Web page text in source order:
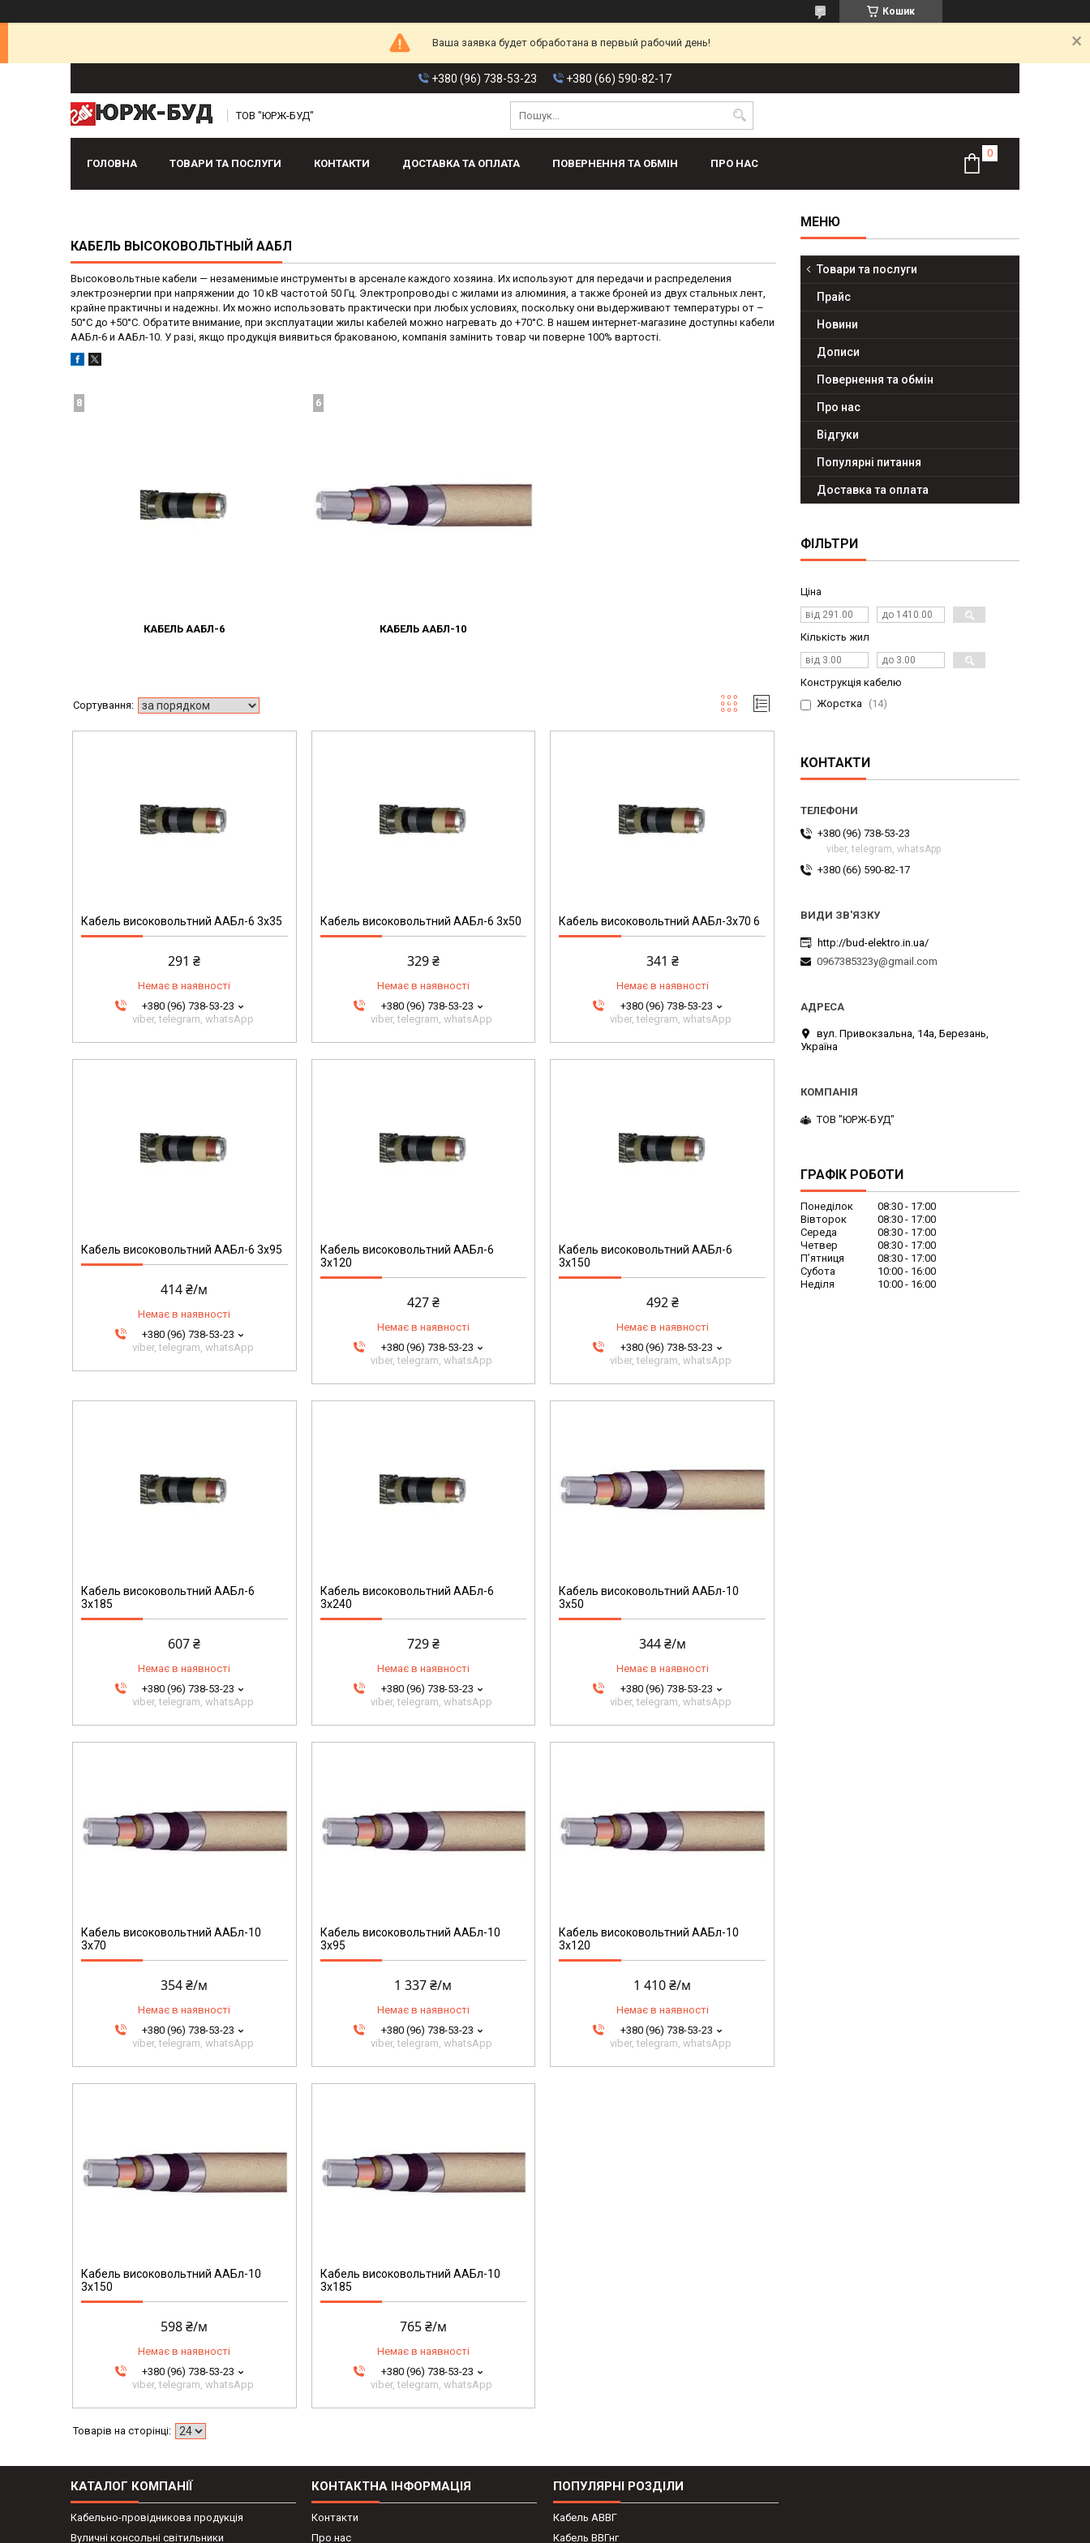
Кошик
Ваша заявка будет обработана в первый рабочий день!
+380 (96) 738-53-23 +380 (66) 590-82-17
ТОВ "ЮРЖ-БУД"
ГОЛОВНА ТОВАРИ ТА ПОСЛУГИ КОНТАКТИ ДОСТАВКА ТА ОПЛАТА ПОВЕРНЕННЯ ТА ОБМІН ПРО НАС
КАБЕЛЬ ВЫСОКОВОЛЬТНЫЙ ААБЛ
Высоковольтные кабели — незаменимые инструменты в арсенале каждого хозяина. Их используют для передачи и распределения
электроэнергии при напряжении до 10 кВ частотой 50 Гц. Электропроводы с жилами из алюминия, а также броней из двух стальных лент,
крайне практичны и надежны. Их можно использовать практически при любых условиях, поскольку они выдерживают температуры от –
50°С до +50°С. Обратите внимание, при эксплуатации жилы кабелей можно нагревать до +70°С. В нашем интернет-магазине доступны кабели
ААБл-6 и ААБл-10. У разі, якщо продукція виявиться бракованою, компанія замінить товар чи поверне 100% вартості.
КАБЕЛЬ ААБЛ-6
8
КАБЕЛЬ ААБЛ-10
6
Кабель високовольтний ААБл-6 3х35
291 ₴
Немає в наявності
+380 (96) 738-53-23
viber, telegram, whatsApp
Кабель високовольтний ААБл-6 3х50
329 ₴
Немає в наявності
+380 (96) 738-53-23
viber, telegram, whatsApp
Кабель високовольтний ААБл-3х70 6
341 ₴
Немає в наявності
+380 (96) 738-53-23
viber, telegram, whatsApp
Кабель високовольтний ААБл-6 3х95
414 ₴/м
Немає в наявності
+380 (96) 738-53-23
viber, telegram, whatsApp
Кабель високовольтний ААБл-6
3х120
427 ₴
Немає в наявності
+380 (96) 738-53-23
viber, telegram, whatsApp
Кабель високовольтний ААБл-6
3х150
492 ₴
Немає в наявності
+380 (96) 738-53-23
viber, telegram, whatsApp
Кабель високовольтний ААБл-6
3х185
607 ₴
Немає в наявності
+380 (96) 738-53-23
viber, telegram, whatsApp
Кабель високовольтний ААБл-6
3х240
729 ₴
Немає в наявності
+380 (96) 738-53-23
viber, telegram, whatsApp
Кабель високовольтний ААБл-10
3х50
344 ₴/м
Немає в наявності
+380 (96) 738-53-23
viber, telegram, whatsApp
Кабель високовольтний ААБл-10
3х70
354 ₴/м
Немає в наявності
+380 (96) 738-53-23
viber, telegram, whatsApp
Кабель високовольтний ААБл-10
3х95
1 337 ₴/м
Немає в наявності
+380 (96) 738-53-23
viber, telegram, whatsApp
Кабель високовольтний ААБл-10
3х120
1 410 ₴/м
Немає в наявності
+380 (96) 738-53-23
viber, telegram, whatsApp
Кабель високовольтний ААБл-10
3х150
598 ₴/м
Немає в наявності
+380 (96) 738-53-23
viber, telegram, whatsApp
Кабель високовольтний ААБл-10
3х185
765 ₴/м
Немає в наявності
+380 (96) 738-53-23
viber, telegram, whatsApp
Товари та послуги
Прайс
Новини
Дописи
Повернення та обмін
Про нас
Відгуки
Популярні питання
Доставка та оплата
ФІЛЬТРИ
Ціна
Кількість жил
Конструкція кабелю
Жорстка
14
КОНТАКТИ
+380 (96) 738-53-23
viber, telegram, whatsApp
+380 (66) 590-82-17
http://bud-elektro.in.ua/
0967385323y@gmail.com
вул. Привокзальна, 14а, Березань,
Україна
ТОВ "ЮРЖ-БУД"
ГРАФІК РОБОТИ
Понеділок 08:30
17:00
Вівторок
08:30
17:00
Середа
08:30
17:00
Четвер
08:30
17:00
Пʼятниця
08:30
17:00
Субота
10:00
16:00
Неділя
10:00 16:00
КАТАЛОГ КОМПАНІЇ
Кабельно-провідникова продукція
Вуличні консольні світильники
КОНТАКТНА ІНФОРМАЦІЯ
Контакти
Про нас
ПОПУЛЯРНІ РОЗДІЛИ
Кабель АВВГ
Кабель ВВГнг